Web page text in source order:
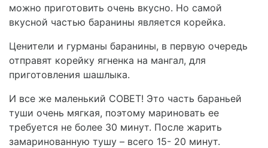
можно приготовить очень вкусно. Но самой
вкусной частью баранины является корейка.
Ценители и гурманы баранины, в первую очередь
отправят корейку ягненка на мангал, для
приготовления шашлыка.
И все же маленький СОВЕТ! Это часть бараньей
туши очень мягкая, поэтому мариновать ее
требуется не более 30 минут. После жарить
замаринованную тушу – всего 15- 20 минут.